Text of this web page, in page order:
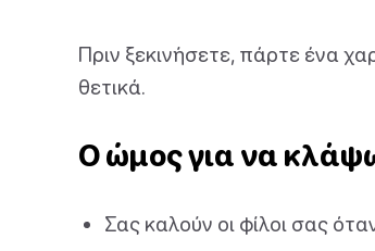
Πριν ξεκινήσετε, πάρτε ένα
θετικά.
Ο ώμος για να
Σας καλούν οι φίλοι σας